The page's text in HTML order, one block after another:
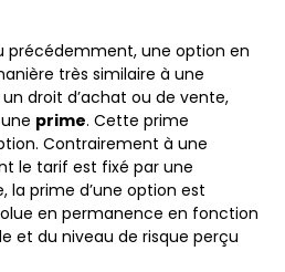
précédemment, une option en
très similaire à une
droit d’achat ou de vente,
prime. Cette prime
Contrairement à une
le tarif est fixé par une
la prime d’une option est
en permanence en fonction
et du niveau de risque perçu